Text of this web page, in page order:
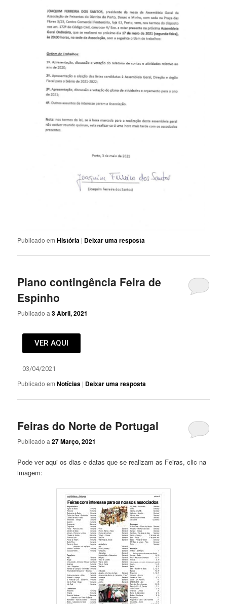
Publicado em História | Deixar uma resposta
Plano contingência Feira de
Espinho
Publicado a3 Abril, 2021
VER AQUI
03/04/2021
Publicado em Notícias | Deixar uma resposta
Feiras do Norte de Portugal
Publicado a27 Março, 2021
Pode ver aqui os dias e datas que se realizam as Feiras, clic na
imagem: